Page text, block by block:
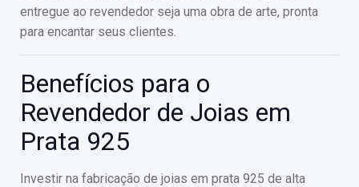
entregue ao revendedor seja uma obra de arte, pronta
para encantar seus clientes.
Benefícios para o
Revendedor de Joias em
Prata 925
Investir na fabricação de joias em prata 925 de alta